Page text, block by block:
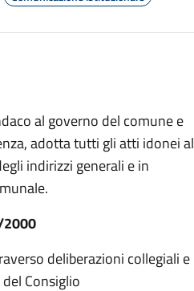
al governo del comune e
adotta tutti gli atti idonei al
indirizzi generali e in
2000
deliberazioni collegiali e
Consiglio